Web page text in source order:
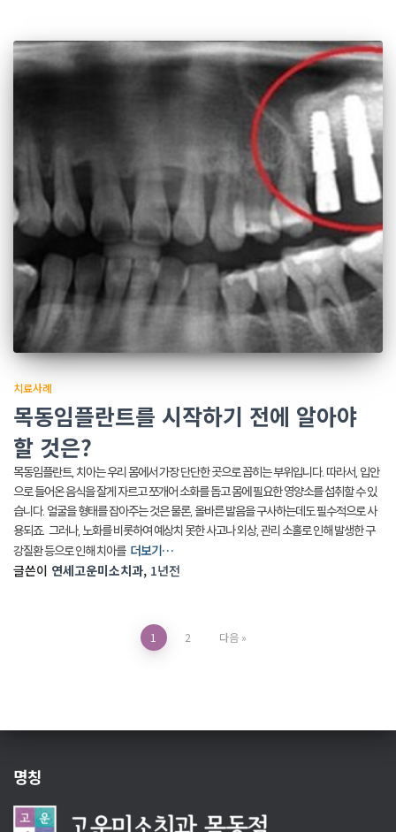
치료사례
목동임플란트를 시작하기 전에 알아야
할 것은?
목동임플란트, 치아는 우리 몸에서 가장 단단한 곳으로 꼽히는 부위입니다. 따라서, 입안
으로 들어온 음식을 잘게 자르고 쪼개어 소화를 돕고 몸에 필요한 영양소를 섭취할 수 있
습니다. 얼굴을 형태를 잡아주는 것은 물론, 올바른 발음을 구사하는데도 필수적으로 사
용되죠. ​ 그러나, 노화를 비롯하여 예상치 못한 사고나 외상, 관리 소홀로 인해 발생한 구
강질환 등으로 인해 치아를 더보기…
글쓴이 연세고운미소치과, 1년전
이
지
매
1 2 다음
명칭